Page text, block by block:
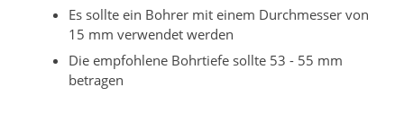
Es sollte ein Bohrer mit einem Durchmesser von
15 mm verwendet werden
Die empfohlene Bohrtiefe sollte 53 - 55 mm
betragen